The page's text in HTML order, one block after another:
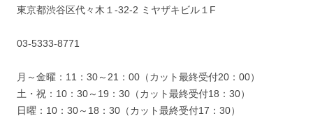
東京都渋谷区代々木１-32-2 ミヤザキビル１F
03-5333-8771
月～金曜：11：30～21：00（カット最終受付20：00）
土・祝：10：30～19：30（カット最終受付18：30）
日曜：10：30～18：30（カット最終受付17：30）